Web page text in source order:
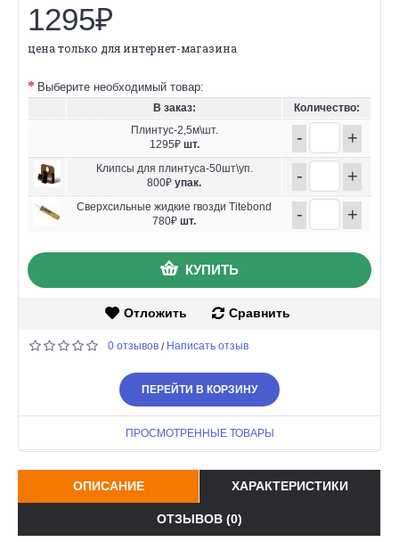
1295₽
цена только для интернет-магазина
Выберите необходимый товар:
В заказ:
Количество:
Плинтус-2,5м\шт.
1295₽ шт. - +
Клипсы для плинтуса-50шт\уп.
800₽ упак. - +
Сверхсильные жидкие гвозди Titebond
780₽ шт. - +
КУПИТЬ
Отложить Сравнить
0 отзывов / Написать отзыв
ПЕРЕЙТИ В КОРЗИНУ
ПРОСМОТРЕННЫЕ ТОВАРЫ
ОПИСАНИЕ ХАРАКТЕРИСТИКИ
ОТЗЫВОВ (0)